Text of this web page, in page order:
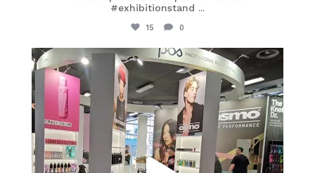
#exhibitionstand ...
15 0
itaprosrl
Mar 25